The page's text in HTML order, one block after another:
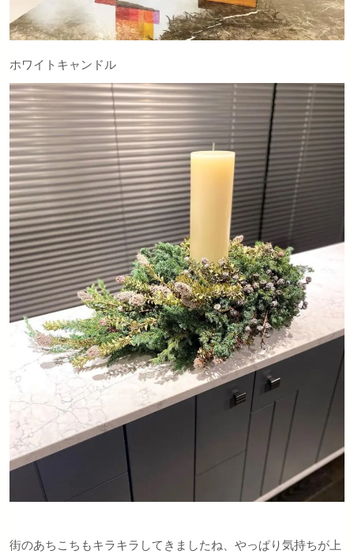
ホワイトキャンドル
街のあちこちもキラキラしてきましたね、やっぱり気持ちが上